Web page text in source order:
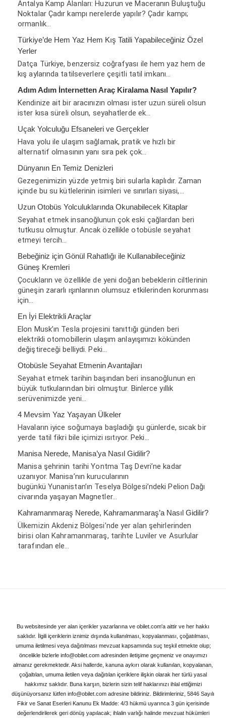
Antalya Kamp Alanları: Huzurun ve Maceranın Buluştuğu
Noktalar Çadır kampı nerelerde yapılır? Çadır kampı;
ormanlık…
Türkiye’de Hem Yaz Hem Kış Tatili Yapabileceğiniz Özel
Yerler
Datça Türkiye, benzersiz coğrafyası ile hem yaz hem de
kış aylarında tatilseverlere çeşitli tatil imkanı…
Adım Adım İnternetten Araç Kiralama Nasıl Yapılır?
Kendinize ait bir aracınızın olması ister uzun süreli olsun
ister kısa süreli olsun, seyahatlerde ek…
Uçak Yolculuğu Efsaneleri ve Gerçekler
Hava yolu ile ulaşım sağlamak, pratik ve hızlı bir
alternatif olmasının yanı sıra pek çok…
Dünyanın En Temiz Denizleri
Gezegenimizin yüzde yetmiş biri sularla kaplıdır. Zaman
içinde bu su kütlelerinin isimleri ve sınırları siyasi,…
Uzun Otobüs Yolculuklarında Okunabilecek Kitaplar
Seyahat etmek insanoğlunun çok eski çağlardan beri
tutkusu olmuştur. Ancak özellikle otobüsle seyahat
etmeyi tercih…
Bebeğiniz için Gönül Rahatlığı ile Kullanabileceğiniz
Güneş Kremleri
Çocukların ve özellikle de yeni doğan bebeklerin ciltlerinin
güneşin zararlı ışınlarının olumsuz etkilerinden korunması
için…
En İyi Elektrikli Araçlar
Elon Musk’ın Tesla projesini tanıttığı günden beri
elektrikli otomobillerin ulaşım anlayışımızı kökünden
değiştireceği belliydi. Peki…
Otobüsle Seyahat Etmenin Avantajları
Seyahat etmek tarihin başından beri insanoğlunun en
büyük tutkularından biri olmuştur. Binlerce yıllık
serüvenimizde yeni…
4 Mevsim Yaz Yaşayan Ülkeler
Havaların iyice soğumaya başladığı şu günlerde, sıcak bir
yerde tatil fikri bile içimizi ısıtıyor. Peki…
Manisa Nerede, Manisa’ya Nasıl Gidilir?
Manisa şehrinin tarihi Yontma Taş Devri’ne kadar
uzanıyor. Manisa’nın kurucularının
bugünkü Yunanistan’ın Teselya Bölgesi’ndeki Pelion Dağı
civarında yaşayan Magnetler…
Kahramanmaraş Nerede, Kahramanmaraş’a Nasıl Gidilir?
Ülkemizin Akdeniz Bölgesi’nde yer alan şehirlerinden
birisi olan Kahramanmaraş, tarihte Luviler ve Asurlular
tarafından ele…
Bu websitesinde yer alan içerikler yazarlarına ve obilet.com'a aittir ve her hakkı
saklıdır. İlgili içeriklerin iznimiz dışında kullanılması, kopyalanması, çoğatılması,
umuma iletilmesi veya dağıtılması mevzuat kapsamında suç teşkil etmekte olup;
öncelikle bizlerle info@obilet.com adresinden iletişime geçmeniz ve onayımızı
almanız gerekmektedir. Aksi hallerde, kanuna aykırı olarak kullanılan, kopyalanan,
çoğaltılan, umuma iletilen veya dağıtılan içeriklere ilişkin olarak her türlü yasal
hakkımız saklıdır. Buna karşın, bizlerin sizin telif haklarınızı ihlal ettiğimizi
düşünüyorsanız lütfen info@obilet.com adresine bildiriniz. Bildirimleriniz, 5846 Sayılı
Fikir ve Sanat Eserleri Kanunu Ek Madde: 4/3 hükmü uyarınca 3 gün içerisinde
değerlendirilerek geri dönüş yapılacak; ihlalin varlığı halinde mevzuat hükümleri